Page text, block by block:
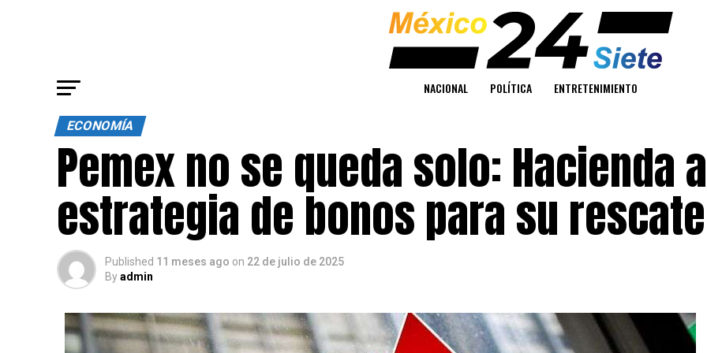
NACIONAL POLÍTICA ENTRETENIMIENTO
ECONOMÍA
Pemex no se queda solo: Hacienda
estrategia de bonos para su rescate
Published 11 meses ago on 22 de julio de 2025
Byadmin